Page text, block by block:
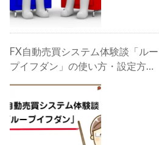
FX自動売買システム体験談「ルー
プイフダン」の使い方・設定方
法・検証・評判・攻略法